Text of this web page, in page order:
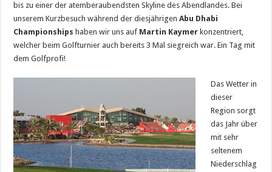
bis zu einer der atemberaubendsten Skyline des Abendlandes. Bei
unserem Kurzbesuch während der diesjährigenAbu Dhabi
Championships haben wir uns auf Martin Kaymer konzentriert,
welcher beim Golfturnier auch bereits 3 Mal siegreich war. Ein Tag mit
dem Golfprofi!
Das Wetter in
dieser
Region sorgt
das Jahr über
mit sehr
seltenem
Niederschlag